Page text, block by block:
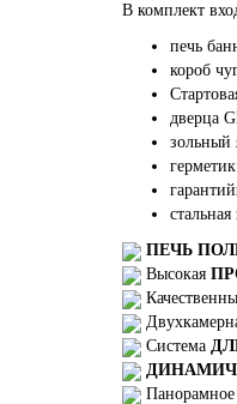
В комплект
печь
короб
дверца
зольный
стальная
ПЕЧЬ
Высокая
Система
Панорамное